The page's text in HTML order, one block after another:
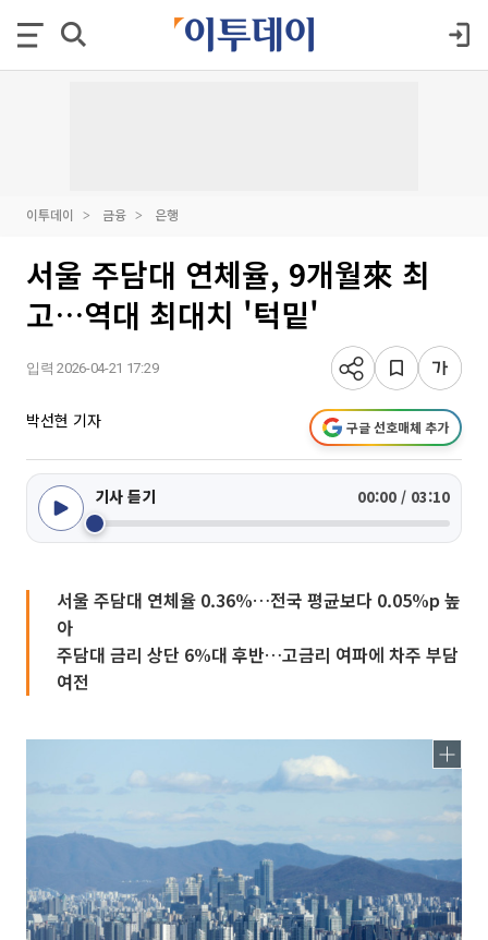
이투데이 금융 은행
서울 주담대 연체율, 9개월來 최
고…역대 최대치 '턱밑'
입력 2026-04-21 17:29
박선현 기자 구글 선호매체 추가
기사 듣기 00:00 / 03:10
서울 주담대 연체율 0.36%…전국 평균보다 0.05%p 높
아
주담대 금리 상단 6%대 후반…고금리 여파에 차주 부담
여전